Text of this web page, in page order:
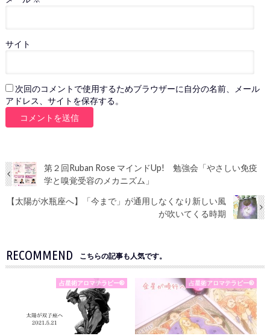
サイト
次回のコメントで使用するためブラウザーに自分の名前、メール
アドレス、サイトを保存する。
第２回Ruban Rose マインドUp! 勉強会「やさしい免疫
学と嗅覚受容のメカニズム」
【太陽が水瓶座へ】「今まで」が通用しなくなり新しい風
が吹いてくる時期
RECOMMEND こちらの記事も人気です。
占星術アロマテラピー® 占星術アロマテラピー®